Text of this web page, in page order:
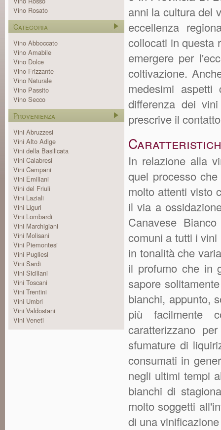
Vino Rosato
Categoria
Vino Abboccato
Vino Amabile
Vino Dolce
Vino Frizzante
Vino Naturale
Vino Passito
Vino Secco
Provenienza
Vini Abruzzesi
Vini Alto Adige
Vini della Basilicata
Vini Calabresi
Vini Campani
Vini Emiliani
Vini del Friuli
Vini Laziali
Vini Liguri
Vini Lombardi
Vini Marchigiani
Vini Molisani
Vini Piemontesi
Vini Pugliesi
Vini Sardi
Vini Siciliani
Vini Toscani
Vini Trentini
Vini Umbri
Vini Valdostani
Vini Veneti
anni la cultura del
eccellenza
collocati in questa
emergere per
coltivazione.
medesimi
differenza dei
prescrive il
In relazione alla
quel processo
molto attenti visto
il via a
Canavese
comuni a tutti i
in tonalità che
il profumo che in
sapore
bianchi, appunto,
più facilmente
caratterizzano
sfumature di
consumati in
negli ultimi tempi
bianchi di
molto soggetti
di una